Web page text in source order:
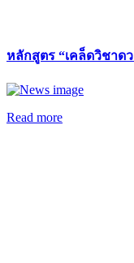
หลักสูตร “เคล็ดวิชาดว
Read more